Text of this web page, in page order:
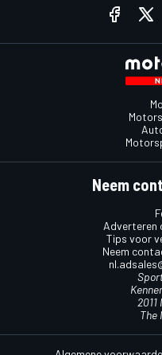
Neem
Adverteren
Tips voor
Neem
The